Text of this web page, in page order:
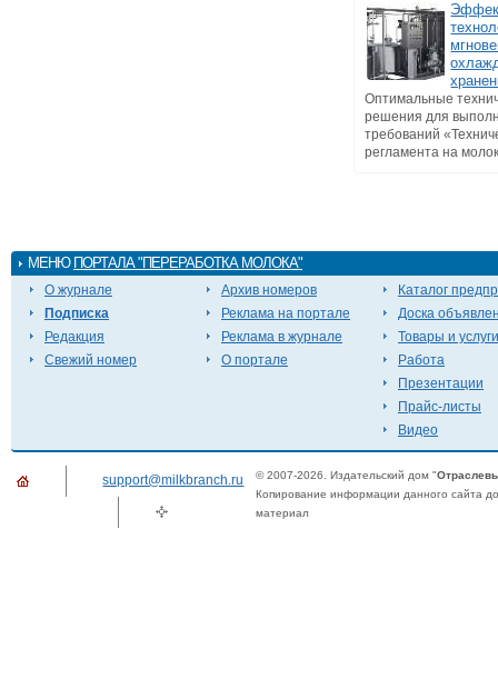
Оптимальные
решения для
требований
регламента на
МЕНЮ ПОРТАЛА "ПЕРЕРАБОТКА МОЛОКА"
О журнале
Подписка
Редакция
Свежий номер
Архив номеров
Реклама на портале
Реклама в журнале
О портале
Каталог
Доска
Товары и услуги
Работа
Презентации
Прайс-листы
Видео
support@milkbranch.ru © 2007-2026. Издательский дом "
Копирование информации данного сайта
материал